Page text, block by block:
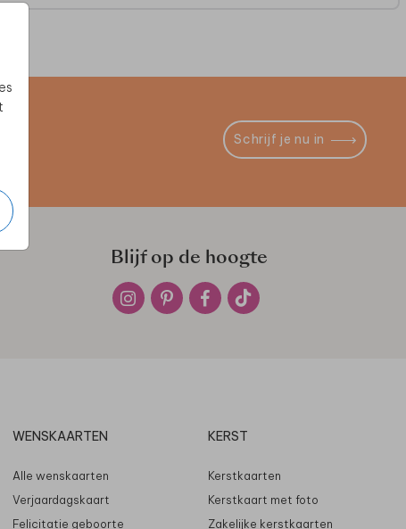
Schrijf je nu in
Blijf op de hoogte
WENSKAARTEN
Alle wenskaarten
Verjaardagskaart
Felicitatie geboorte
KERST
Kerstkaarten
Kerstkaart met foto
Zakelijke kerstkaarten